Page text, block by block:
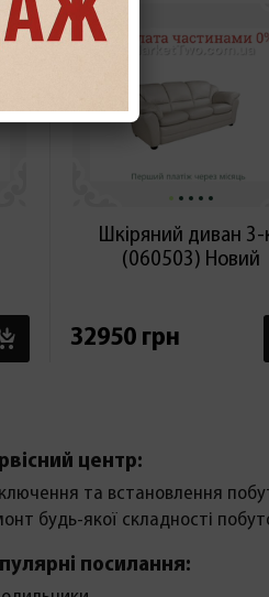
В КОШИК
Шкіряний диван 3-
(060503) Новий
32950 грн
центр:
та встановлення
будь-якої складності
посилання: